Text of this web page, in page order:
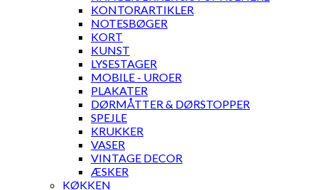
KONTORARTIKLER
NOTESBØGER
KORT
KUNST
LYSESTAGER
MOBILE - UROER
PLAKATER
DØRMÅTTER & DØRSTOPPER
SPEJLE
KRUKKER
VASER
VINTAGE DECOR
ÆSKER
KØKKEN